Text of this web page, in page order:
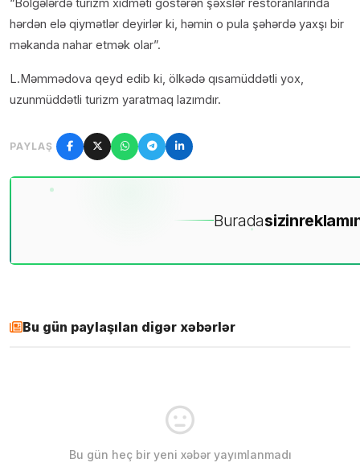
hərdən elə qiymətlər deyirlər ki, həmin o pula şəhərdə yaxşı bir
məkanda nahar etmək olar”.
L.Məmmədova qeyd edib ki, ölkədə qısamüddətli yox,
uzunmüddətli turizm yaratmaq lazımdır.
PAYLAŞ
Buradasizin
Bu gün paylaşılan digər xəbərlər
Bu gün heç bir yeni xəbər yayımlanmadı